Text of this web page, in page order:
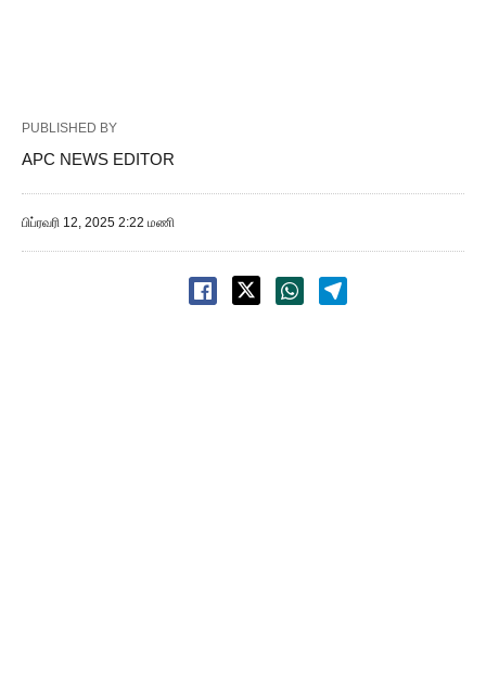
PUBLISHED BY
APC NEWS EDITOR
பிப்ரவரி 12, 2025 2:22 மணி